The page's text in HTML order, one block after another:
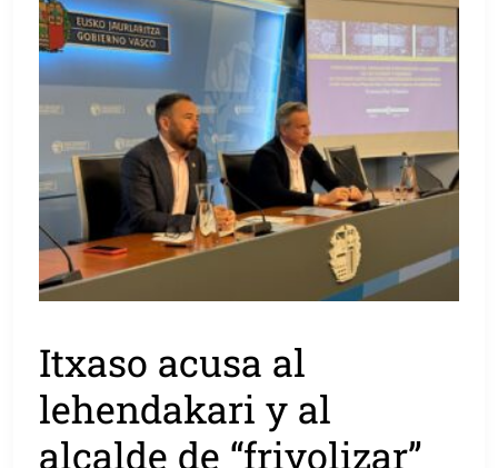
Itxaso acusa al
lehendakari y al
alcalde de “frivolizar”